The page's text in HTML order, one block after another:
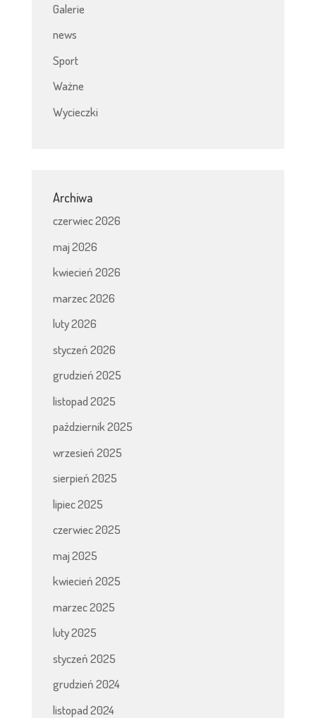
Galerie
news
Sport
Ważne
Wycieczki
Archiwa
czerwiec 2026
maj 2026
kwiecień 2026
marzec 2026
luty 2026
styczeń 2026
grudzień 2025
listopad 2025
październik 2025
wrzesień 2025
sierpień 2025
lipiec 2025
czerwiec 2025
maj 2025
kwiecień 2025
marzec 2025
luty 2025
styczeń 2025
grudzień 2024
listopad 2024